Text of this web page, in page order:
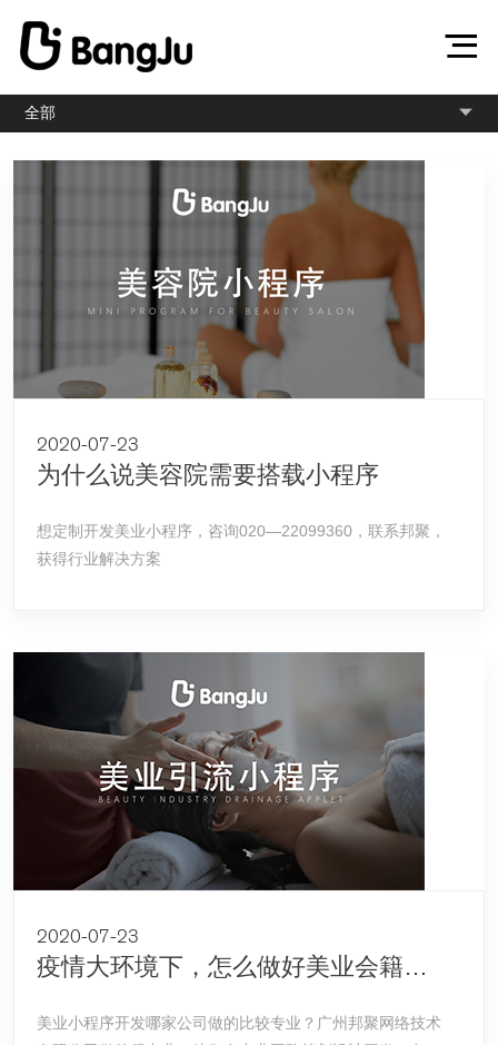
全部
2020-07-23
为什么说美容院需要搭载小程序
想定制开发美业小程序，咨询020—22099360，联系邦聚，
获得行业解决方案
2020-07-23
疫情大环境下，怎么做好美业会籍顾问？怎么收集客源？
美业小程序开发哪家公司做的比较专业？广州邦聚网络技术